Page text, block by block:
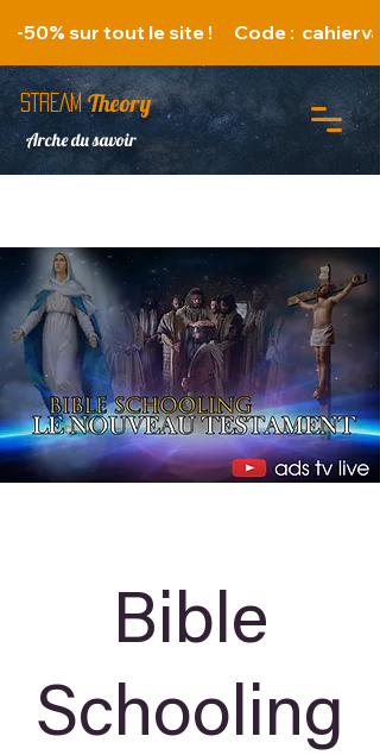
-50% sur tout le site !      Code :
STREAM Theory
Arche du savoir
Bible
Schooling